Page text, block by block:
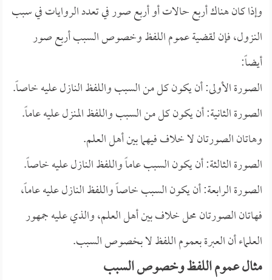
وإذا كان هناك أربع حالات أو أربع صور في تعدد الروايات في سبب
النزول، فإن لقضية عموم اللفظ وخصوص السبب أربع صور
أيضاً:
الصورة الأولى: أن يكون كل من السبب واللفظ النازل عليه خاصاً.
الصورة الثانية: أن يكون كل من السبب واللفظ المنزل عليه عاماً.
وهاتان الصورتان لا خلاف فيهما بين أهل العلم.
الصورة الثالثة: أن يكون السبب عاماً واللفظ النازل عليه خاصاً.
الصورة الرابعة: أن يكون السبب خاصاً واللفظ النازل عليه عاماً،
فهاتان الصورتان محل خلاف بين أهل العلم، والذي عليه جمهور
العلماء أن العبرة بعموم اللفظ لا بخصوص السبب.
مثال عموم اللفظ وخصوص السبب